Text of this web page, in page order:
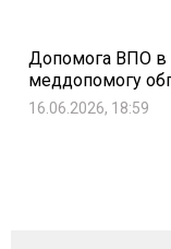
Допомога ВПО в
меддопомогу
16.06.2026, 18:59